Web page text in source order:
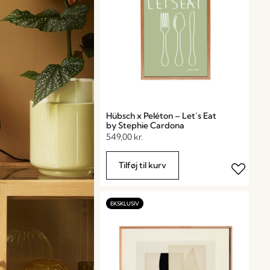
Hübsch x Peléton – Let’s Eat
by Stephie Cardona
549,00 kr.
Tilføj til kurv